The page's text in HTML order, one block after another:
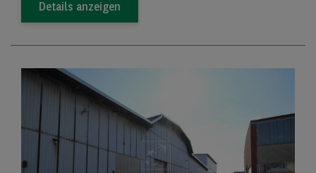
Details anzeigen